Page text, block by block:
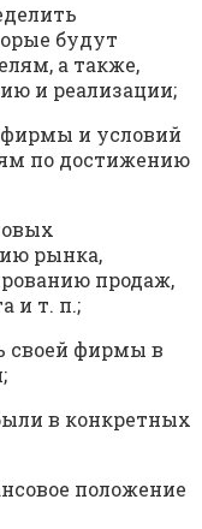
будут
а также,
и реализации;
фирмы и условий
по достижению
рынка,
продаж,
и т. п.;
своей фирмы в
в конкретных
положение